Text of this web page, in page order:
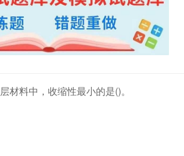
材料中，收缩性最小的是()。